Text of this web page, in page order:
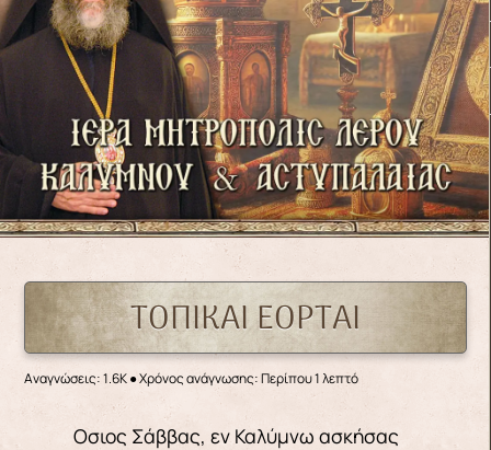
ΤΟΠΙΚΑΊ ΕΟΡΤΑΊ
Αναγνώσεις: 1.6K● Χρόνος ανάγνωσης: Περίπου 1 λεπτό
Οσιος Σάββας, εν Καλύμνω ασκήσας